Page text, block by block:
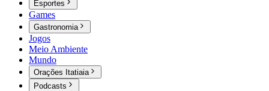
Esportes
Games
Gastronomia
Jogos
Meio Ambiente
Mundo
Orações Itatiaia
Podcasts